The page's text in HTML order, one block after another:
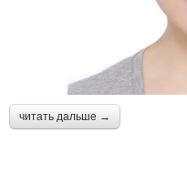
читать дальше →